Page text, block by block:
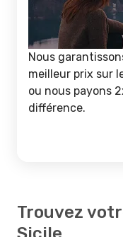
Nous
meilleur prix sur
ou nous payons
différence.
Trouvez